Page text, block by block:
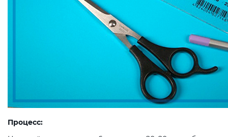
Процесс: